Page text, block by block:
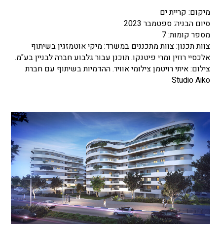
מיקום: קריית ים
סיום הבניה: ספטמבר 2023
מספר קומות: 7
צוות תכנון: צוות מתכננים במשרד: מיקי אוטמזגין בשיתוף
אלכסיי רוזין ומרי פיטנקו. תוכנן עבור גלבוע חברה לבניין בע"מ.
צילום: איתי רויטמן צילומי אוויר. ההדמיות בשיתוף עם חברת
Studio Aiko